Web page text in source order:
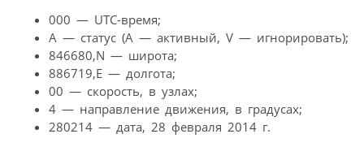
000 — UTC-время;
А — статус (А — активный, V — игнорировать);
846680,N — широта;
886719,Е — долгота;
00 — скорость, в узлах;
4 — направление движения, в градусах;
280214 — дата, 28 февраля 2014 г.